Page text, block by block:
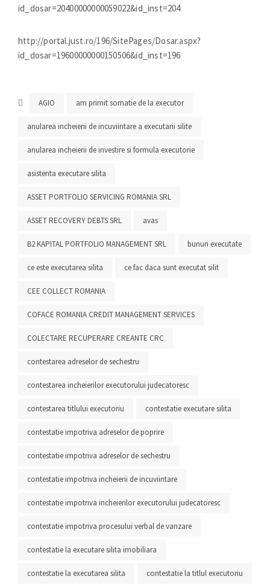
id_dosar=20400000000059022&id_inst=204
http://portal.just.ro/196/SitePages/Dosar.aspx?
id_dosar=19600000000150506&id_inst=196
AGIO am primit somatie de la executor
anularea incheierii de incuviintare a executarii silite
anularea incheierii de investire si formula executorie
asistenta executare silita
ASSET PORTFOLIO SERVICING ROMANIA SRL
ASSET RECOVERY DEBTS SRL avas
B2 KAPITAL PORTFOLIO MANAGEMENT SRL bunuri executate
ce este executarea silita ce fac daca sunt executat silit
CEE COLLECT ROMANIA
COFACE ROMANIA CREDIT MANAGEMENT SERVICES
COLECTARE RECUPERARE CREANTE CRC
contestarea adreselor de sechestru
contestarea incheierilor executorului judecatoresc
contestarea titlului executoriu contestatie executare silita
contestatie impotriva adreselor de poprire
contestatie impotriva adreselor de sechestru
contestatie impotriva incheierii de incuviintare
contestatie impotriva incheierilor executorului judecatoresc
contestatie impotriva procesului verbal de vanzare
contestatie la executare silita imobiliara
contestatie la executarea silita contestatie la titlul executoriu